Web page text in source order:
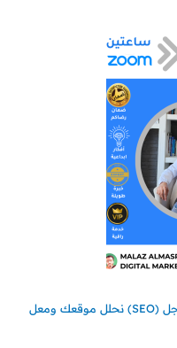
استشارة الظهور في الصفحة الأولى بجوجل (SEO) نحلل موقعك ومعل